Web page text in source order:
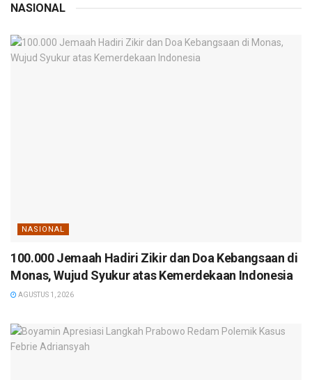
NASIONAL
NASIONAL
100.000 Jemaah Hadiri Zikir dan Doa Kebangsaan di
Monas, Wujud Syukur atas Kemerdekaan Indonesia
AGUSTUS 1, 2026